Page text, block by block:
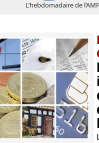
L’hebdomadaire de